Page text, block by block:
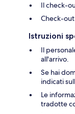
Il check-
Check-
Istruzioni
Il
all'arrivo.
Se hai
indicati
Le
tradotte